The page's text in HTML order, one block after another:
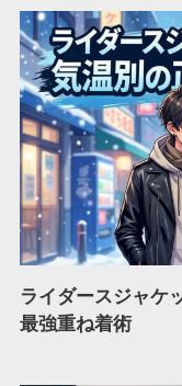
ライダースジャケ
最強重ね着術